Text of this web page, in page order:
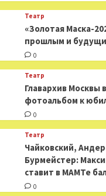
Театр
«Золотая Маска-
прошлым и
0
Театр
​​Главархив Москвы
фотоальбом к
0
Театр
​​Чайковский,
Бурмейстер:
ставит в МАМТе
0